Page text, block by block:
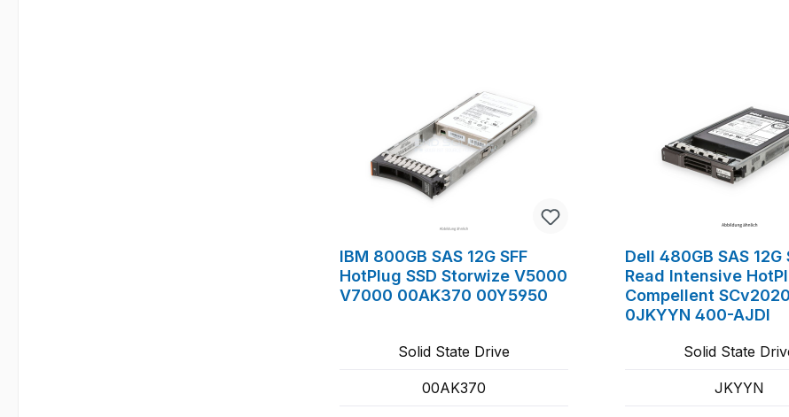
IBM 800GB SAS 12G SFF
HotPlug SSD Storwize V5000
V7000 00AK370 00Y5950
Solid State Drive
00AK370
Dell 480GB SAS 12G
Read Intensive
Compellent
0JKYYN 400-AJDI
Solid State
JKYYN